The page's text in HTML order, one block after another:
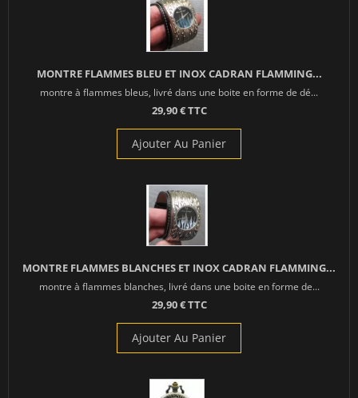
MONTRE FLAMMES BLEU ET INOX CADRAN FLAMMING...
montre à flammes bleus, livré dans une boite en forme de dé...
29,90 € TTC
Ajouter Au Panier
MONTRE FLAMMES BLANCHES ET INOX CADRAN FLAMMING...
montre à flammes blanches, livré dans une boite en forme de...
29,90 € TTC
Ajouter Au Panier